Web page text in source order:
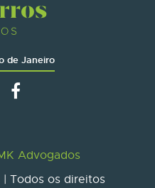
de Janeiro
Advogados
| Todos os direitos